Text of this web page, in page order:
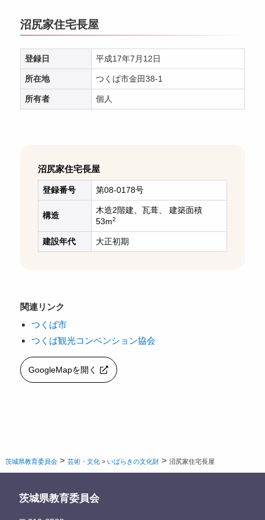
沼尻家住宅長屋
登録日 平成17年7月12日
所在地 つくば市金田38-1
所有者 個人
沼尻家住宅長屋
登録番号 第08-0178号
構造
木造2階建、瓦葺、 建築面積
53m2
建設年代 大正初期
関連リンク
つくば市
つくば観光コンベンション協会
GoogleMapを開く
茨城県教育委員会 >芸術・文化 > いばらきの文化財 >沼尻家住宅長屋
茨城県教育委員会